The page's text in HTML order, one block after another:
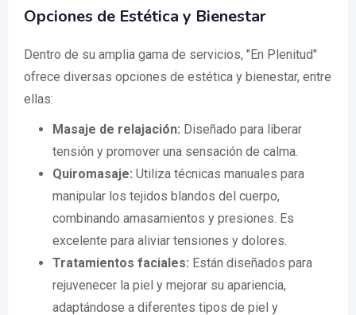
Opciones de Estética y Bienestar
Dentro de su amplia gama de servicios, "En Plenitud"
ofrece diversas opciones de estética y bienestar, entre
ellas:
Masaje de relajación: Diseñado para liberar
tensión y promover una sensación de calma.
Quiromasaje: Utiliza técnicas manuales para
manipular los tejidos blandos del cuerpo,
combinando amasamientos y presiones. Es
excelente para aliviar tensiones y dolores.
Tratamientos faciales: Están diseñados para
rejuvenecer la piel y mejorar su apariencia,
adaptándose a diferentes tipos de piel y